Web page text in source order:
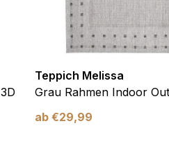
Teppich Melissa
Grau Rahmen Indoor
ab €29,99
sind solche, die